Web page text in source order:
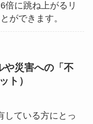
倍に跳ね上がるリ
ができます。
や災害への「不
ト）
している方にとっ